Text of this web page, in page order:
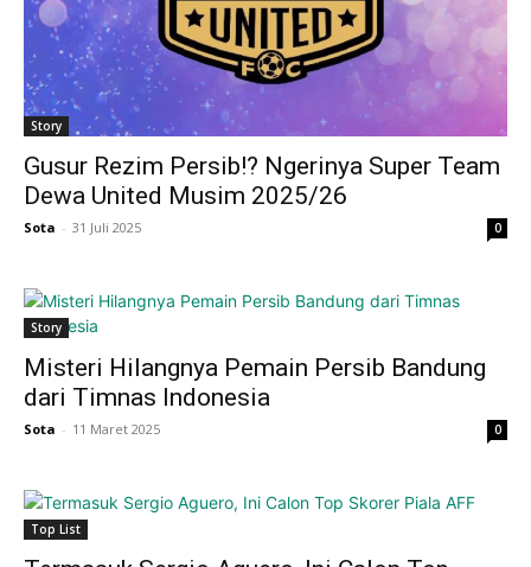
Story
Gusur Rezim Persib!? Ngerinya Super Team
Dewa United Musim 2025/26
Sota - 31 Juli 2025 0
Story
Misteri Hilangnya Pemain Persib Bandung
dari Timnas Indonesia
Sota - 11 Maret 2025 0
Top List